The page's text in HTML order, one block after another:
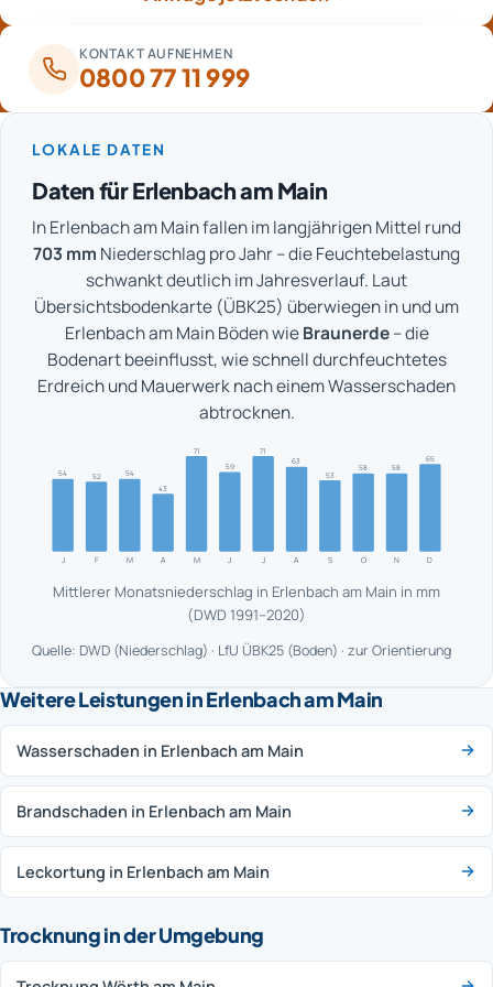
KONTAKT AUFNEHMEN
0800 77 11 999
LOKALE DATEN
Daten für Erlenbach am Main
In Erlenbach am Main fallen im langjährigen Mittel rund
703 mm Niederschlag pro Jahr – die Feuchtebelastung
schwankt deutlich im Jahresverlauf. Laut
Übersichtsbodenkarte (ÜBK25) überwiegen in und um
Erlenbach am Main Böden wieBraunerde– die
Bodenart beeinflusst, wie schnell durchfeuchtetes
Erdreich und Mauerwerk nach einem Wasserschaden
abtrocknen.
J
54
F
52
M
54
A
43
M
71
J
59
J
71
A
63
S
53
O
58
N
58
D
65
Mittlerer Monatsniederschlag in Erlenbach am Main in mm
(DWD 1991–2020)
Quelle: DWD (Niederschlag) · LfU ÜBK25 (Boden) · zur Orientierung
Weitere Leistungen in Erlenbach am Main
Wasserschaden in Erlenbach am Main
Brandschaden in Erlenbach am Main
Leckortung in Erlenbach am Main
Trocknung in der Umgebung